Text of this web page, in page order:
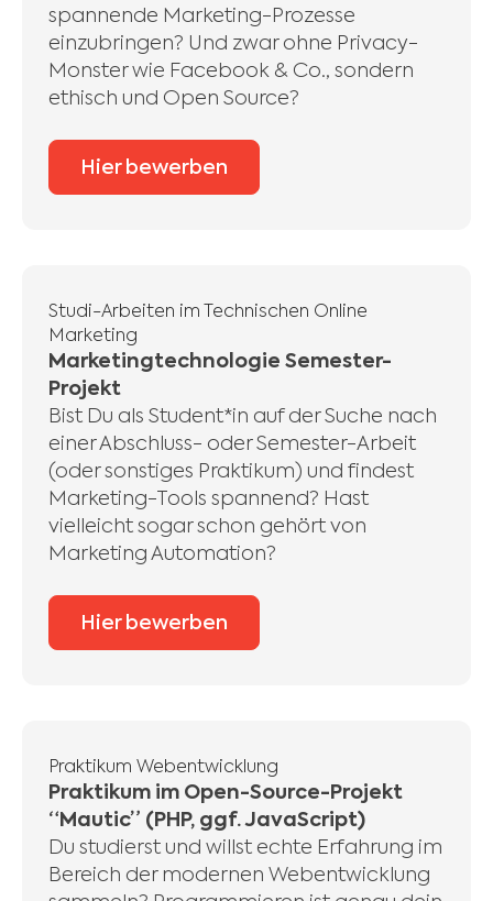
spannende Marketing-Prozesse
einzubringen? Und zwar ohne Privacy-
Monster wie Facebook & Co., sondern
ethisch und Open Source?
Hier bewerben
Studi-Arbeiten im Technischen Online
Marketing
Marketingtechnologie Semester-
Projekt
Bist Du als Student*in auf der Suche nach
einer Abschluss- oder Semester-Arbeit
(oder sonstiges Praktikum) und findest
Marketing-Tools spannend? Hast
vielleicht sogar schon gehört von
Marketing Automation?
Hier bewerben
Praktikum Webentwicklung
Praktikum im Open-Source-Projekt
“Mautic” (PHP, ggf. JavaScript)
Du studierst und willst echte Erfahrung im
Bereich der modernen Webentwicklung